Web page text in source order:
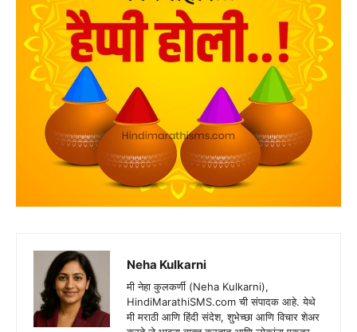
Neha Kulkarni
मी नेहा कुलकर्णी (Neha Kulkarni),
HindiMarathiSMS.com ची संपादक आहे. येथे
मी मराठी आणि हिंदी संदेश, शुभेच्छा आणि विचार शेअर